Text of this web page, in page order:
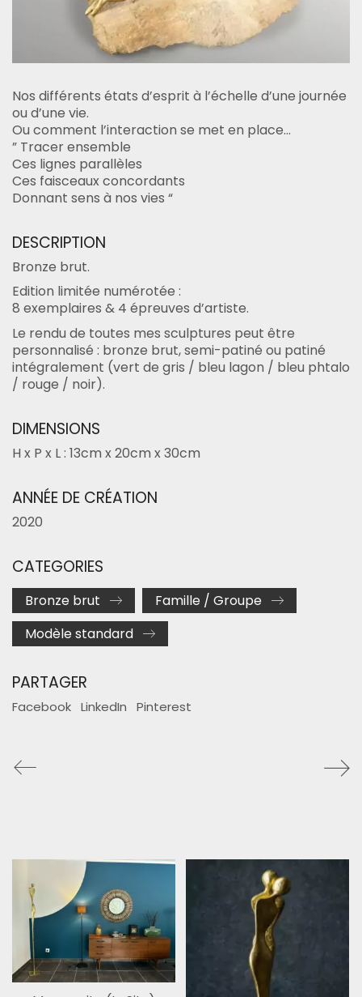
Nos différents états d’esprit à l’échelle d’une journée
ou d’une vie.
Ou comment l’interaction se met en place…
” Tracer ensemble
Ces lignes parallèles
Ces faisceaux concordants
Donnant sens à nos vies “
DESCRIPTION
Bronze brut.
Edition limitée numérotée :
8 exemplaires & 4 épreuves d’artiste.
Le rendu de toutes mes sculptures peut être
personnalisé : bronze brut, semi-patiné ou patiné
intégralement (vert de gris / bleu lagon / bleu phtalo
/ rouge / noir).
DIMENSIONS
H x P x L : 13cm x 20cm x 30cm
ANNÉE DE CRÉATION
2020
CATEGORIES
Bronze brut
Famille / Groupe
Modèle standard
PARTAGER
Facebook LinkedIn Pinterest